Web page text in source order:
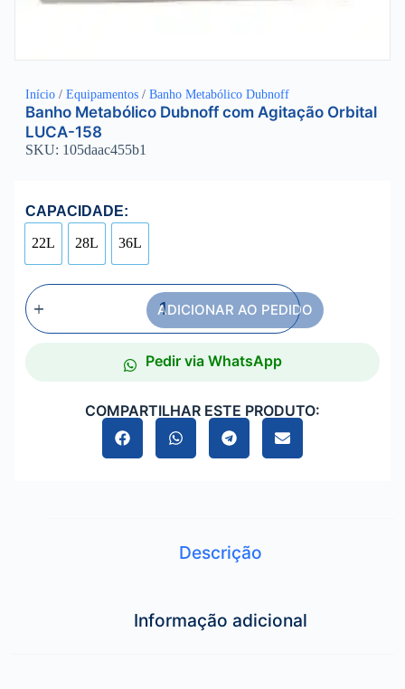
Início / Equipamentos / Banho Metabólico Dubnoff
Banho Metabólico Dubnoff com Agitação Orbital
LUCA-158
SKU: 105daac455b1
CAPACIDADE:
22L 28L 36L
ADICIONAR AO PEDIDO
Pedir via WhatsApp
COMPARTILHAR ESTE PRODUTO:
Descrição
Informação adicional